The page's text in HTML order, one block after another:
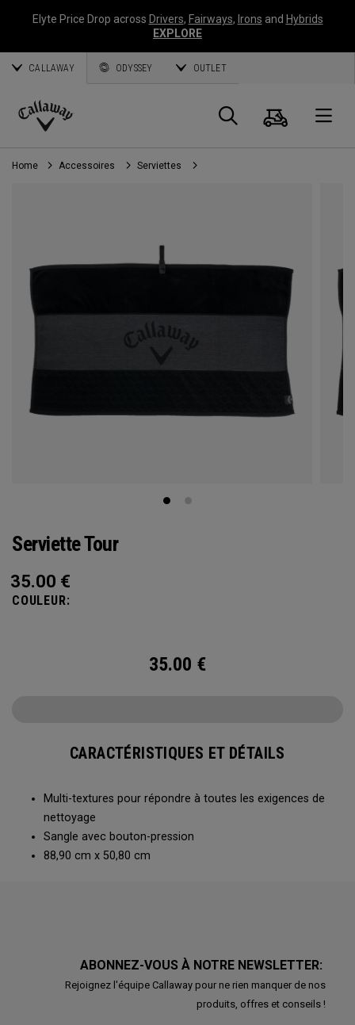
Elyte Price Drop across Drivers, Fairways, Irons and Hybrids
EXPLORE
CALLAWAY ODYSSEY OUTLET
Callaway
Golf
Panier
Home Accessoires Serviettes
Serviette Tour
35.00 €
COULEUR:
35.00 €
CARACTÉRISTIQUES ET DÉTAILS
Multi-textures pour répondre à toutes les exigences de
nettoyage
Sangle avec bouton-pression
88,90 cm x 50,80 cm
ABONNEZ-VOUS À NOTRE NEWSLETTER:
Rejoignez l'équipe Callaway pour ne rien manquer de nos
produits, offres et conseils !